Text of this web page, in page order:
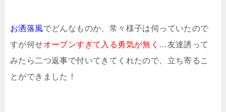
お洒落風でどんなものか、常々様子は伺っていたので
すが何せオープンすぎて入る勇気が無く …友達誘って
みたら二つ返事で付いてきてくれたので、立ち寄るこ
とができました！